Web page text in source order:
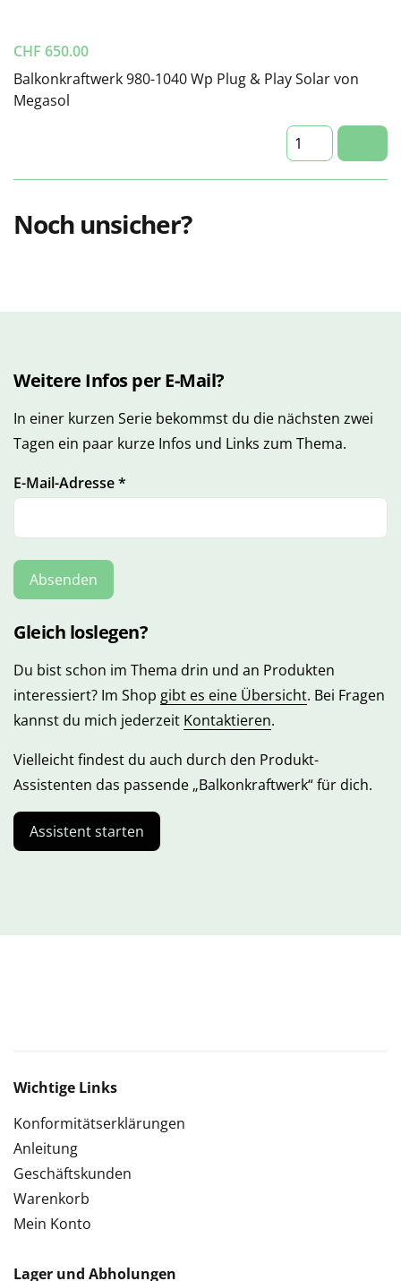
CHF 650.00
Balkonkraftwerk 980-1040 Wp Plug & Play Solar von
Megasol
Noch unsicher?
Weitere Infos per E-Mail?
In einer kurzen Serie bekommst du die nächsten zwei
Tagen ein paar kurze Infos und Links zum Thema.
E-Mail-Adresse*
Gleich loslegen?
Du bist schon im Thema drin und an Produkten
interessiert? Im Shop gibt es eine Übersicht. Bei Fragen
kannst du mich jederzeit Kontaktieren.
Vielleicht findest du auch durch den Produkt-
Assistenten das passende „Balkonkraftwerk“ für dich.
Assistent starten
Wichtige Links
Konformitätserklärungen
Anleitung
Geschäftskunden
Warenkorb
Mein Konto
Lager und Abholungen